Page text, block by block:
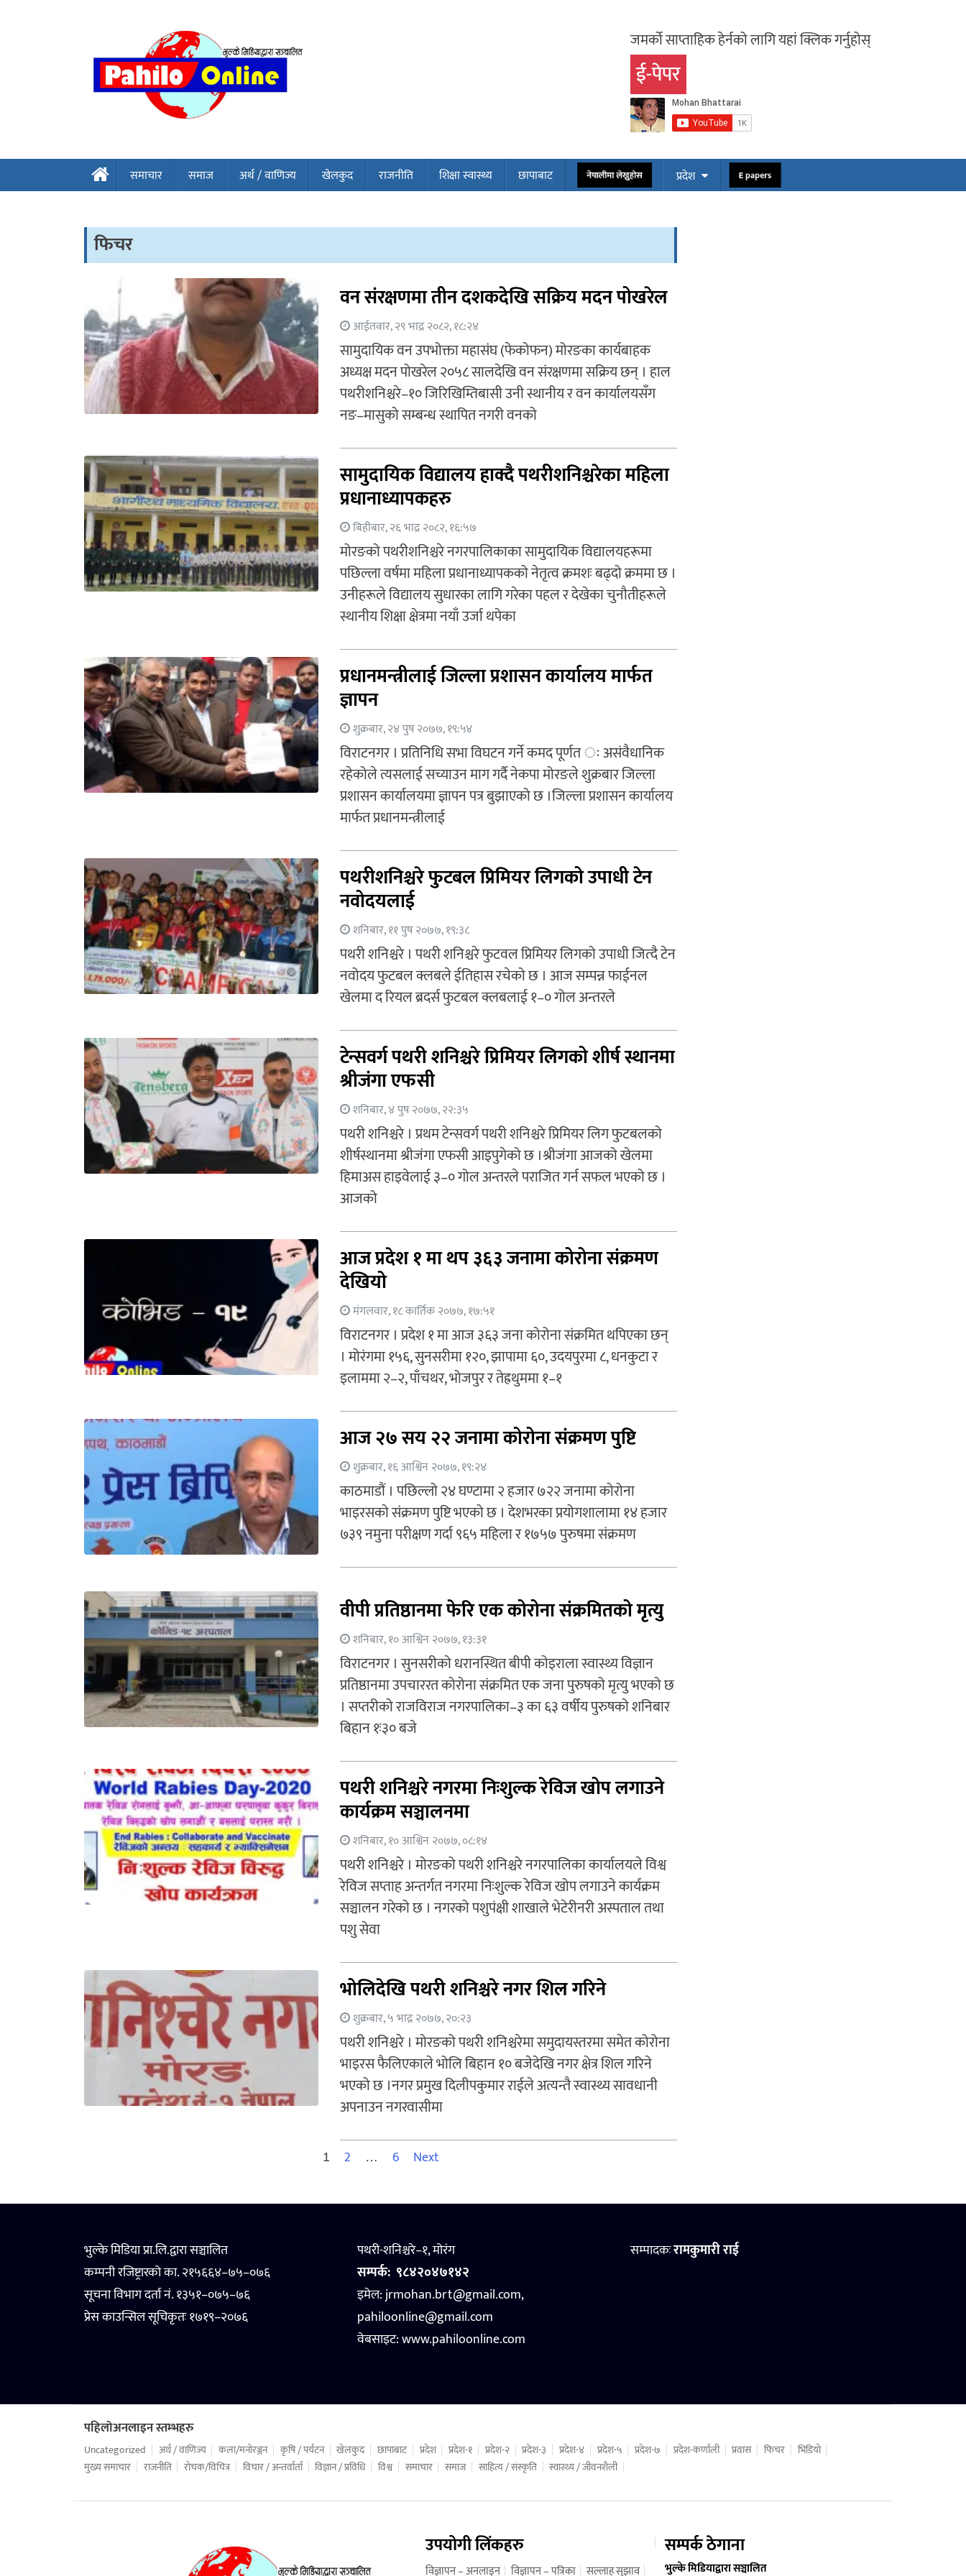
जमर्को साप्ताहिक हेर्नको लागि यहां क्लिक गर्नुहोस्
ई-पेपर
समाचार समाज अर्थ / वाणिज्य खेलकुद राजनीति शिक्षा स्वास्थ्य छापाबाट नेपालीमा लेख्नुहोस प्रदेश E papers
फिचर
वन संरक्षणमा तीन दशकदेखि सक्रिय मदन पोखरेल
आईतवार, २९ भाद्र २०८२, १८:२४
सामुदायिक वन उपभोक्ता महासंघ (फेकोफन) मोरङका कार्यबाहक
अध्यक्ष मदन पोखरेल २०५८ सालदेखि वन संरक्षणमा सक्रिय छन् । हाल
पथरीशनिश्चरे–१० जिरिखिम्तिबासी उनी स्थानीय र वन कार्यालयसँग
नङ–मासुको सम्बन्ध स्थापित नगरी वनको
सामुदायिक विद्यालय हाक्दै पथरीशनिश्चरेका महिला
प्रधानाध्यापकहरु
बिहीबार, २६ भाद्र २०८२, १६:५७
मोरङको पथरीशनिश्चरे नगरपालिकाका सामुदायिक विद्यालयहरूमा
पछिल्ला वर्षमा महिला प्रधानाध्यापकको नेतृत्व क्रमशः बढ्दो क्रममा छ ।
उनीहरूले विद्यालय सुधारका लागि गरेका पहल र देखेका चुनौतीहरूले
स्थानीय शिक्षा क्षेत्रमा नयाँ उर्जा थपेका
प्रधानमन्त्रीलाई जिल्ला प्रशासन कार्यालय मार्फत
ज्ञापन
शुक्रबार, २४ पुष २०७७, १९:५४
विराटनगर । प्रतिनिधि सभा विघटन गर्ने कमद पूर्णत ः असंवैधानिक
रहेकोले त्यसलाई सच्याउन माग गर्दै नेकपा मोरङले शुक्रबार जिल्ला
प्रशासन कार्यालयमा ज्ञापन पत्र बुझाएको छ ।जिल्ला प्रशासन कार्यालय
मार्फत प्रधानमन्त्रीलाई
पथरीशनिश्चरे फुटबल प्रिमियर लिगको उपाधी टेन
नवोदयलाई
शनिबार, ११ पुष २०७७, १९:३८
पथरी शनिश्चरे । पथरी शनिश्चरे फुटवल प्रिमियर लिगको उपाधी जित्दै टेन
नवोदय फुटबल क्लबले ईतिहास रचेको छ । आज सम्पन्न फाईनल
खेलमा द रियल ब्रदर्स फुटबल क्लबलाई १–० गोल अन्तरले
टेन्सवर्ग पथरी शनिश्चरे प्रिमियर लिगको शीर्ष स्थानमा
श्रीजंगा एफसी
शनिबार, ४ पुष २०७७, २२:३५
पथरी शनिश्चरे । प्रथम टेन्सवर्ग पथरी शनिश्चरे प्रिमियर लिग फुटबलको
शीर्षस्थानमा श्रीजंगा एफसी आइपुगेको छ ।श्रीजंगा आजको खेलमा
हिमाअस हाइवेलाई ३–० गोल अन्तरले पराजित गर्न सफल भएको छ ।
आजको
आज प्रदेश १ मा थप ३६३ जनामा कोरोना संक्रमण
देखियो
मंगलवार, १८ कार्तिक २०७७, १७:५१
विराटनगर । प्रदेश १ मा आज ३६३ जना कोरोना संक्रमित थपिएका छन्
। मोरंगमा १५६, सुनसरीमा १२०, झापामा ६०, उदयपुरमा ८, धनकुटा र
इलाममा २–२, पाँचथर, भोजपुर र तेह्रथुममा १–१
आज २७ सय २२ जनामा कोरोना संक्रमण पुष्टि
शुक्रबार, १६ आश्विन २०७७, १९:२४
काठमाडौं । पछिल्लो २४ घण्टामा २ हजार ७२२ जनामा कोरोना
भाइरसको संक्रमण पुष्टि भएको छ । देशभरका प्रयोगशालामा १४ हजार
७३९ नमुना परीक्षण गर्दा ९६५ महिला र १७५७ पुरुषमा संक्रमण
वीपी प्रतिष्ठानमा फेरि एक कोरोना संक्रमितको मृत्यु
शनिबार, १० आश्विन २०७७, १३:३१
विराटनगर । सुनसरीको धरानस्थित बीपी कोइराला स्वास्थ्य विज्ञान
प्रतिष्ठानमा उपचाररत कोरोना संक्रमित एक जना पुरुषको मृत्यु भएको छ
। सप्तरीको राजविराज नगरपालिका–३ का ६३ वर्षीय पुरुषको शनिबार
बिहान १ः३० बजे
पथरी शनिश्चरे नगरमा निःशुल्क रेविज खोप लगाउने
कार्यक्रम सञ्चालनमा
शनिबार, १० आश्विन २०७७, ०८:१४
पथरी शनिश्चरे । मोरङको पथरी शनिश्चरे नगरपालिका कार्यालयले विश्व
रेविज सप्ताह अन्तर्गत नगरमा निःशुल्क रेविज खोप लगाउने कार्यक्रम
सञ्चालन गरेको छ । नगरको पशुपंक्षी शाखाले भेटेरीनरी अस्पताल तथा
पशु सेवा
भोलिदेखि पथरी शनिश्चरे नगर शिल गरिने
शुक्रबार, ५ भाद्र २०७७, २०:२३
पथरी शनिश्चरे । मोरङको पथरी शनिश्चरेमा समुदायस्तरमा समेत कोरोना
भाइरस फैलिएकाले भोलि बिहान १० बजेदेखि नगर क्षेत्र शिल गरिने
भएको छ ।नगर प्रमुख दिलीपकुमार राईले अत्यन्तै स्वास्थ्य सावधानी
अपनाउन नगरवासीमा
Posts
1 2 … 6 Next
भुल्के मिडिया प्रा.लि.द्वारा सञ्चालित
कम्पनी रजिष्ट्रारको का. २१५६६४–७५–०७६
सूचना विभाग दर्ता नं. १३५१–०७५–७६
प्रेस काउन्सिल सूचिकृतः १७१९–२०७६
पथरी-शनिश्चरे–१, मोरंग
सम्पर्क: ९८४२०४७१४२
इमेल: jrmohan.brt@gmail.com,
pahiloonline@gmail.com
वेबसाइट:www.pahiloonline.com
सम्पादकःरामकुमारी राई
पहिलोअनलाइन स्तम्भहरु
Uncategorized अर्थ / वाणिज्य कला/मनोरञ्जन कृषि / पर्यटन खेलकुद छापाबाट प्रदेश प्रदेश-१ प्रदेश-२ प्रदेश-३ प्रदेश-४ प्रदेश-५ प्रदेश-७ प्रदेश-कर्णाली प्रवास फिचर
भिडियो
मुख्य समाचार
राजनीति रोचक/विचित्र विचार / अन्तर्वार्ता विज्ञान / प्रविधि विश्व समाचार समाज साहित्य / संस्कृति स्वास्थ्य / जीवनशैली
उपयोगी लिंकहरु
विज्ञापन – अनलाइन विज्ञापन – पत्रिका सल्लाह सुझाव
सम्पर्क ठेगाना
भुल्के मिडियाद्वारा सञ्चालित